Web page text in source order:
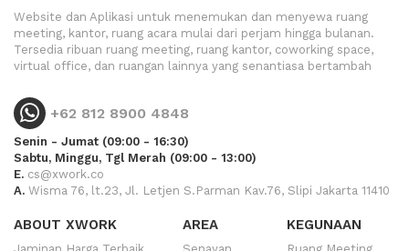
Website dan Aplikasi untuk menemukan dan menyewa ruang
meeting, kantor, ruang acara mulai dari perjam hingga bulanan.
Tersedia ribuan ruang meeting, ruang kantor, coworking space,
virtual office, dan ruangan lainnya yang senantiasa bertambah
+62 812 8900 4848
Senin - Jumat (09:00 - 16:30)
Sabtu, Minggu, Tgl Merah (09:00 - 13:00)
E. cs@xwork.co
A. Wisma 76, lt.23, Jl. Letjen S.Parman Kav.76, Slipi Jakarta 11410
ABOUT XWORK AREA KEGUNAAN